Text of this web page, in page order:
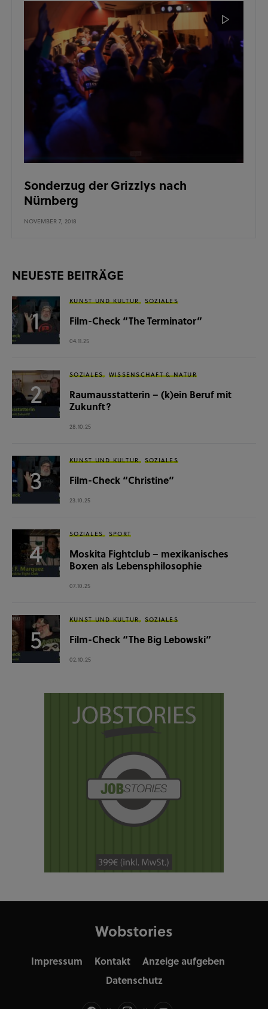
Sonderzug der Grizzlys nach
Nürnberg
NOVEMBER 7, 2018
NEUESTE BEITRÄGE
KUNST UND KULTUR SOZIALES
Film-Check “The Terminator”
04.11.25
SOZIALES WISSENSCHAFT & NATUR
Raumausstatterin – (k)ein Beruf mit
Zukunft?
28.10.25
KUNST UND KULTUR SOZIALES
Film-Check “Christine”
23.10.25
SOZIALES SPORT
Moskita Fightclub – mexikanisches
Boxen als Lebensphilosophie
07.10.25
KUNST UND KULTUR SOZIALES
Film-Check “The Big Lebowski”
02.10.25
Wobstories
Impressum Kontakt
Anzeige aufgeben
Datenschutz